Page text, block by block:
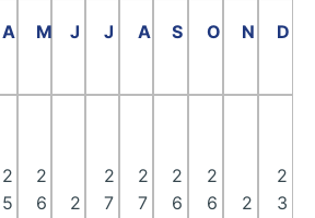
A M J J A S O N D
2
5
2
6
2
2
7
2
7
2
6
2
6
2
2
3